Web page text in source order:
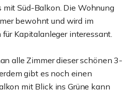
mit Süd-Balkon. Die Wohnung
bewohnt und wird im
Kapitalanleger interessant.
alle Zimmer dieser schönen 3-
gibt es noch einen
mit Blick ins Grüne kann